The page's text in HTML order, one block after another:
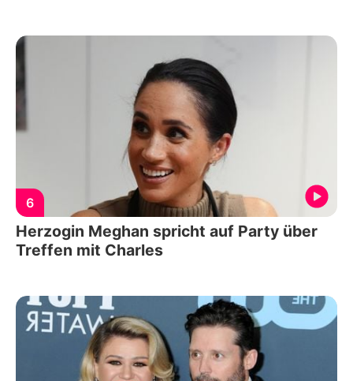
6
Herzogin Meghan spricht auf Party über
Treffen mit Charles